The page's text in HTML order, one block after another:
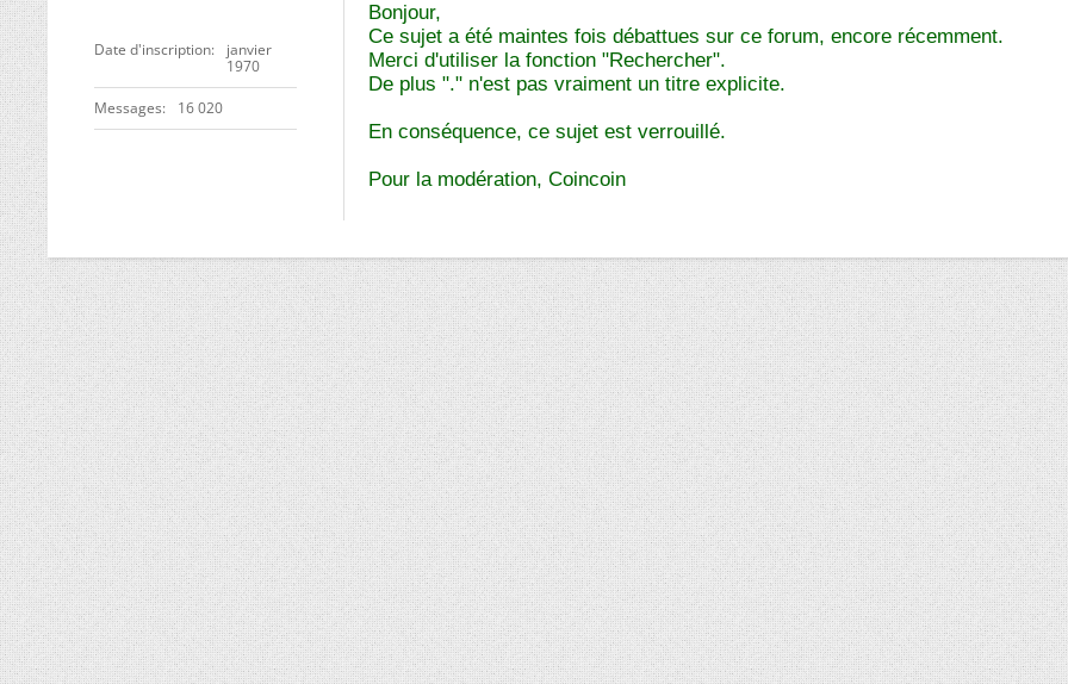
Date d'inscription
janvier
1970
Messages 16 020
Bonjour,
Ce sujet a été maintes fois débattues sur ce forum, encore récemment.
Merci d'utiliser la fonction "Rechercher".
De plus "." n'est pas vraiment un titre explicite.
En conséquence, ce sujet est verrouillé.
Pour la modération, Coincoin